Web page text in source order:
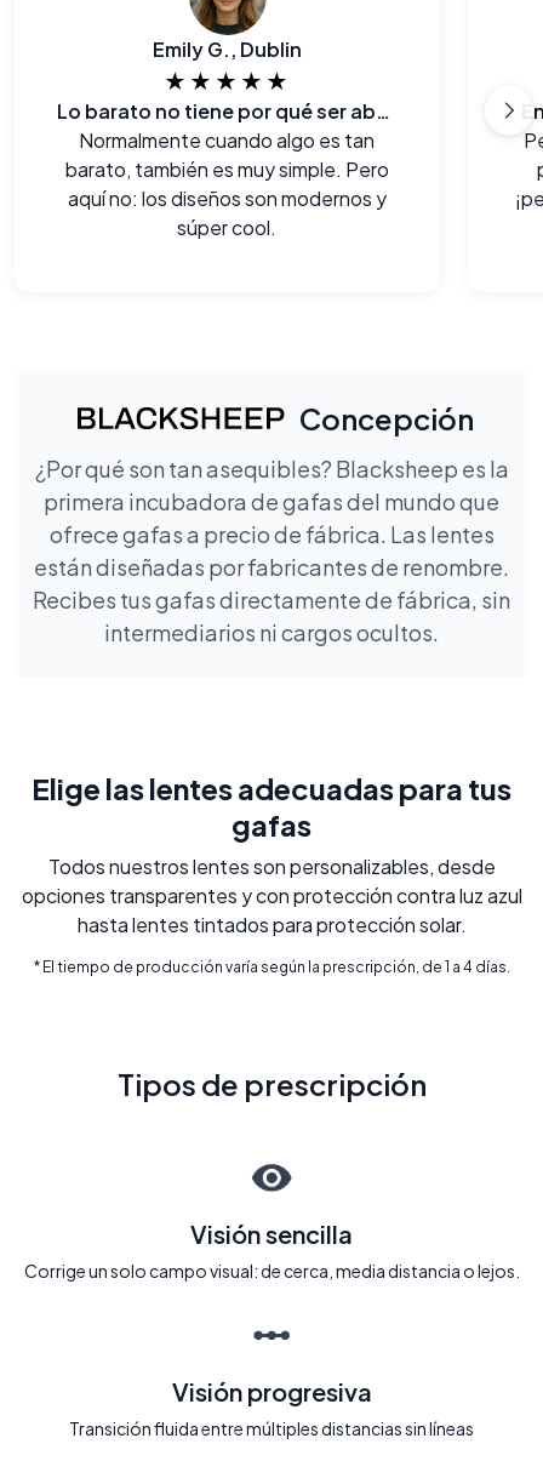
Emily G., Dublin
★★★★★
Lo barato no tiene por qué ser aburrido!
Normalmente cuando algo es tan
barato, también es muy simple. Pero
aquí no: los diseños son modernos y
súper cool.
Concepción
¿Por qué son tan asequibles? Blacksheep es la
primera incubadora de gafas del mundo que
ofrece gafas a precio de fábrica. Las lentes
están diseñadas por fabricantes de renombre.
Recibes tus gafas directamente de fábrica, sin
intermediarios ni cargos ocultos.
Elige las lentes adecuadas para tus
gafas
Todos nuestros lentes son personalizables, desde
opciones transparentes y con protección contra luz azul
hasta lentes tintados para protección solar.
* El tiempo de producción varía según la prescripción, de 1 a 4 días.
Tipos de prescripción
Visión sencilla
Corrige un solo campo visual: de cerca, media distancia o lejos.
Visión progresiva
Transición fluida entre múltiples distancias sin líneas